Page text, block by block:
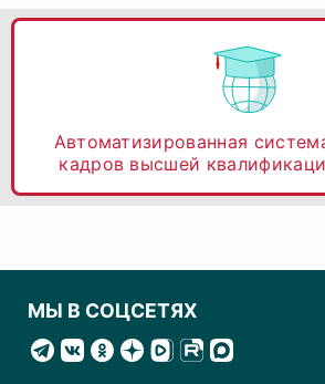
Автоматизированная
кадров высшей
МЫ В СОЦСЕТЯХ